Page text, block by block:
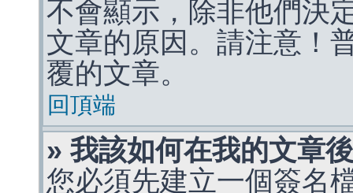
不會顯示，除非他們決
文章的原因。請注意！
覆的文章。
回頂端
» 我該如何在我的文章
您必須先建立一個簽名